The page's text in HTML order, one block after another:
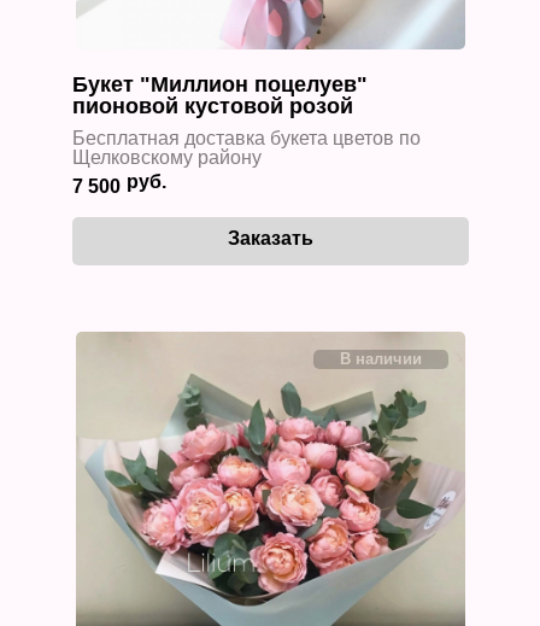
Букет "Миллион поцелуев"
пионовой кустовой розой
Бесплатная доставка букета цветов по
Щелковскому району
7 500